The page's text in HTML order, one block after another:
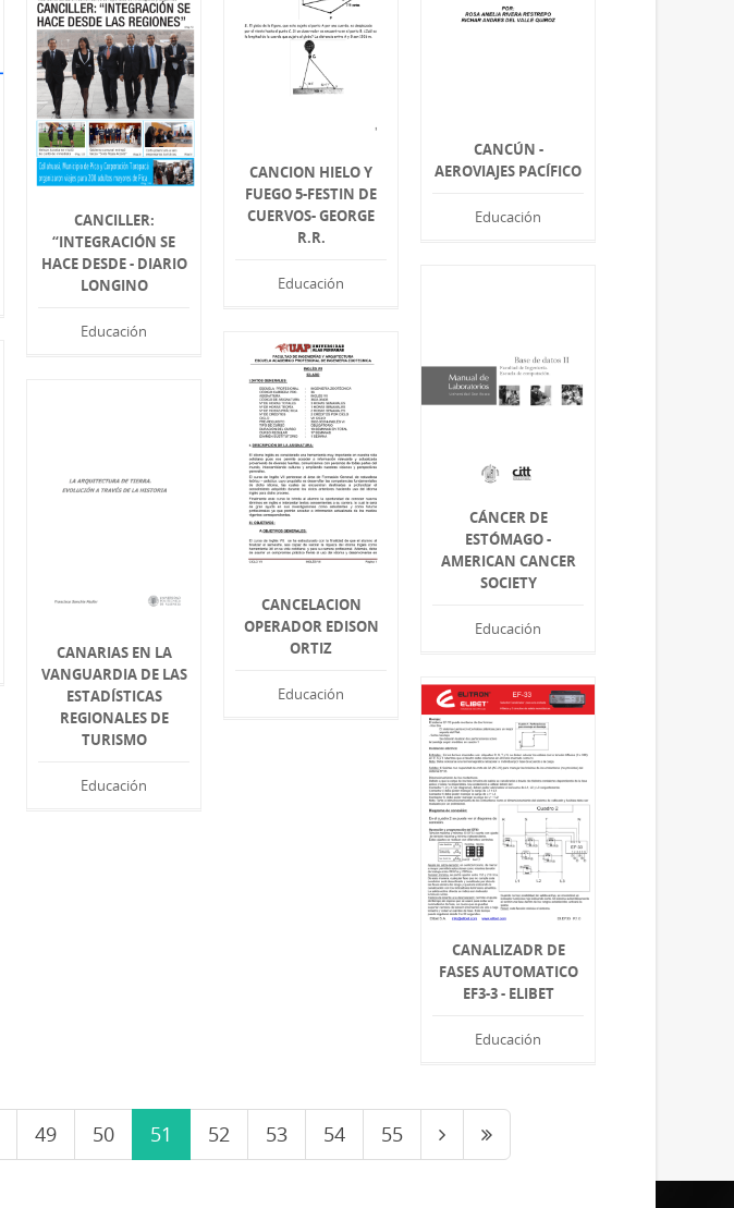
CANCÚN -
AEROVIAJES PACÍFICO
Educación
CANCION HIELO Y
FUEGO 5-FESTIN DE
CUERVOS- GEORGE
R.R.
Educación
CANCILLER:
“INTEGRACIÓN SE
HACE DESDE - DIARIO
LONGINO
Educación
CÁNCER DE
ESTÓMAGO -
AMERICAN CANCER
SOCIETY
Educación
CANCELACION
OPERADOR EDISON
ORTIZ
Educación
CANARIAS EN LA
VANGUARDIA DE LAS
ESTADÍSTICAS
REGIONALES DE
TURISMO
Educación
CANALIZADR DE
FASES AUTOMATICO
EF3-3 - ELIBET
Educación
49 50 51 52 53 54 55